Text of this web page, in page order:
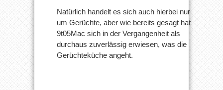
Natürlich handelt es sich auch hierbei nur
um Gerüchte, aber wie bereits gesagt hat
9t05Mac sich in der Vergangenheit als
durchaus zuverlässig erwiesen, was die
Gerüchteküche angeht.